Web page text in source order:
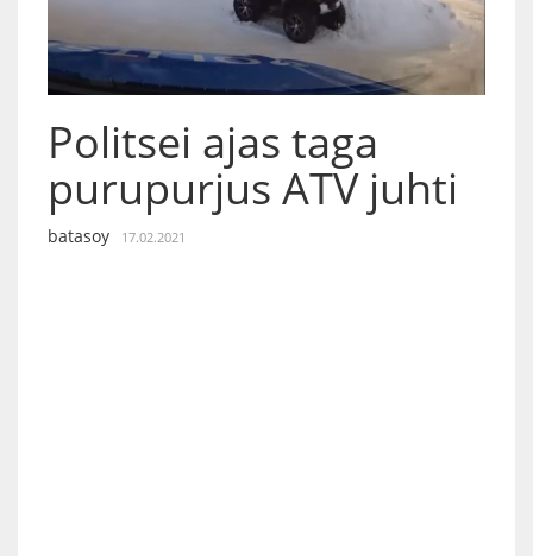
Politsei ajas taga
purupurjus ATV juhti
batasoy 17.02.2021